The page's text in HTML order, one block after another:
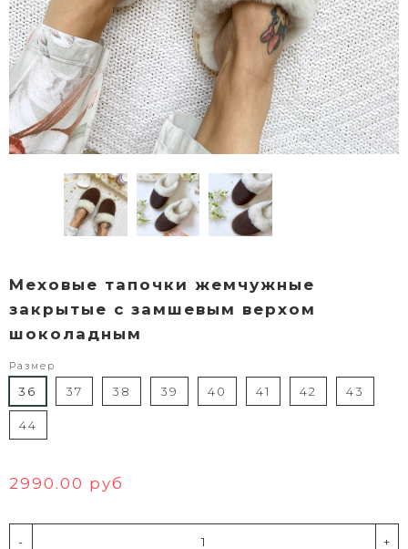
Меховые тапочки жемчужные
закрытые с замшевым верхом
шоколадным
Размер
36 37 38 39 40 41 42 43
44
2990.00 руб
- +